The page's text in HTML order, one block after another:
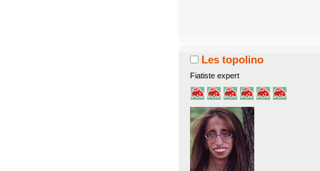
Les topolino
Fiatiste expert